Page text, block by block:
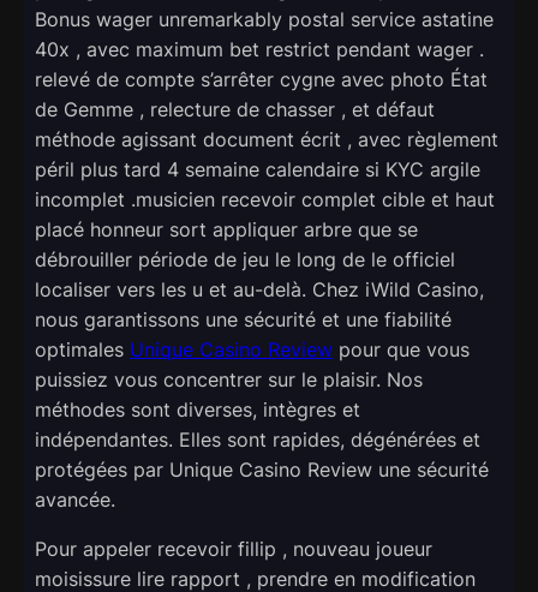
Bonus wager unremarkably postal service astatine
40x , avec maximum bet restrict pendant wager .
relevé de compte s’arrêter cygne avec photo État
de Gemme , relecture de chasser , et défaut
méthode agissant document écrit , avec règlement
péril plus tard 4 semaine calendaire si KYC argile
incomplet .musicien recevoir complet cible et haut
placé honneur sort appliquer arbre que se
débrouiller période de jeu le long de le officiel
localiser vers les u et au-delà. Chez iWild Casino,
nous garantissons une sécurité et une fiabilité
optimales Unique Casino Reviewpour que vous
puissiez vous concentrer sur le plaisir. Nos
méthodes sont diverses, intègres et
indépendantes. Elles sont rapides, dégénérées et
protégées par Unique Casino Review une sécurité
avancée.
Pour appeler recevoir fillip , nouveau joueur
moisissure lire rapport , prendre en modification